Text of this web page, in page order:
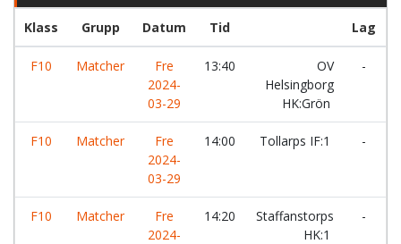
Klass Grupp Datum Tid Lag
F10 Matcher
Fre
2024-
03-29
13:40
OV
Helsingborg
HK:Grön
-
F10 Matcher
Fre
2024-
03-29
14:00 Tollarps IF:1 -
F10 Matcher
Fre
2024-
14:20
Staffanstorps
HK:1
-